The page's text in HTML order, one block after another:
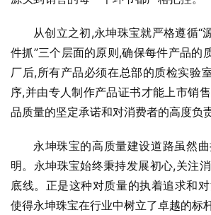
从创立之初,永坤珠宝就严格遵循“
件抓”三个层面的原则,确保每件产品的
厂后,所有产品必须在总部的质检实验
序,并由专人制作产品证书才能上市销
品质量的坚定承诺和对消费者的高度负责
永坤珠宝的高质量建设道路虽然
明。永坤珠宝始终秉持发展初心,关注
底线。正是这种对质量的执着追求和
使得永坤珠宝在行业中树立了卓越的标杆